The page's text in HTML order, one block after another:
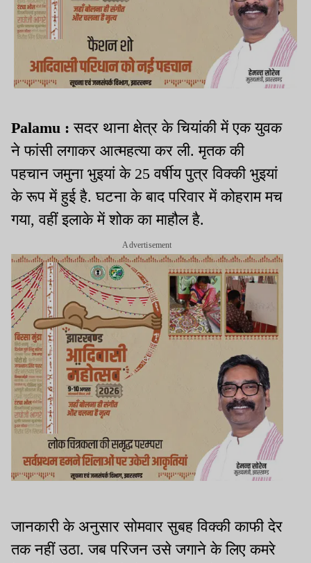
Palamu :सदर थाना क्षेत्र के चियांकी में एक युवक
ने फांसी लगाकर आत्महत्या कर ली. मृतक की
पहचान जमुना भुइयां के 25 वर्षीय पुत्र विक्की भुइयां
के रूप में हुई है. घटना के बाद परिवार में कोहराम मच
गया, वहीं इलाके में शोक का माहौल है.
Advertisement
जानकारी के अनुसार सोमवार सुबह विक्की काफी देर
तक नहीं उठा. जब परिजन उसे जगाने के लिए कमरे